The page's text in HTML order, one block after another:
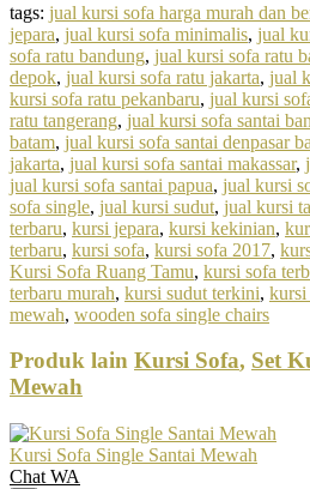
tags: jual kursi sofa harga murah dan
jepara, jual kursi sofa minimalis, jual
sofa ratu bandung, jual kursi sofa ratu
depok, jual kursi sofa ratu jakarta, jual
kursi sofa ratu pekanbaru, jual kursi
ratu tangerang, jual kursi sofa santai
batam, jual kursi sofa santai denpasar
jakarta, jual kursi sofa santai makassar,
jual kursi sofa santai papua, jual kursi
sofa single, jual kursi sudut, jual kursi
terbaru, kursi jepara, kursi kekinian,
terbaru, kursi sofa, kursi sofa 2017,
Kursi Sofa Ruang Tamu, kursi sofa
terbaru murah, kursi sudut terkini, kursi
mewah, wooden sofa single chairs
Produk lain Kursi Sofa, Set
Mewah
Kursi Sofa Single Santai Mewah
Chat WA